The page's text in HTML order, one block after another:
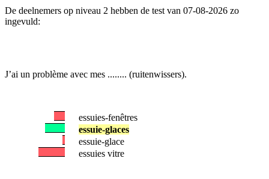
De deelnemers op niveau 2 hebben de test van 07-08-2026 zo
ingevuld:
J’ai un problème avec mes ........ (ruitenwissers).
essuies-fenêtres
essuie-glaces
essuie-glace
essuies vitre